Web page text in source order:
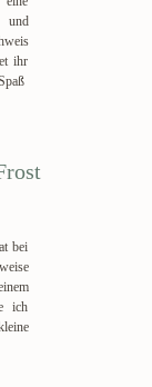
und
ihr
bei
ich